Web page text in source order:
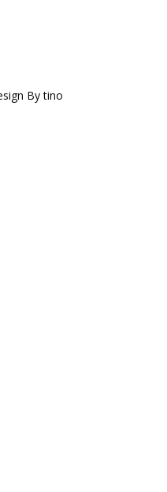
By tino